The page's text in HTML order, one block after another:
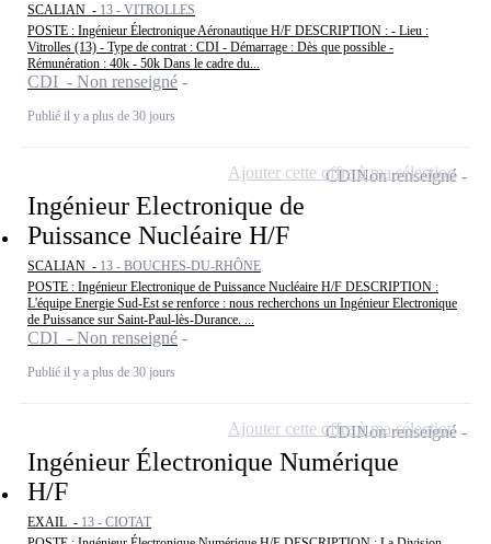
SCALIAN - 13 - VITROLLES
POSTE : Ingénieur Électronique Aéronautique H/F DESCRIPTION : - Lieu :
Vitrolles (13) - Type de contrat : CDI - Démarrage : Dès que possible -
Rémunération : 40k - 50k Dans le cadre du...
CDI - Non renseigné
Publié il y a plus de 30 jours
Ingénieur Electronique de
Puissance Nucléaire H/F
SCALIAN - 13 - BOUCHES-DU-RHÔNE
POSTE : Ingénieur Electronique de Puissance Nucléaire H/F DESCRIPTION :
L'équipe Energie Sud-Est se renforce : nous recherchons un Ingénieur Electronique
de Puissance sur Saint-Paul-lès-Durance. ...
CDI - Non renseigné
Publié il y a plus de 30 jours
CDINon renseigné
Ajouter cette offre à ma sélection
Ingénieur Électronique Numérique
H/F
EXAIL - 13 - CIOTAT
CDINon renseigné
Ajouter cette offre à ma sélection